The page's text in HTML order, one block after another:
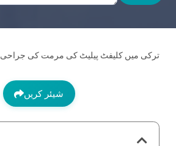
ترکی میں کلیفٹ پیلیٹ کی مرمت کی جراحی
شیئر کریں